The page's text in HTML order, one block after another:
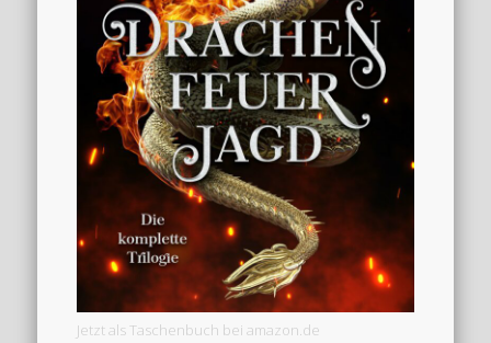
Jetzt als Taschenbuch bei amazon.de